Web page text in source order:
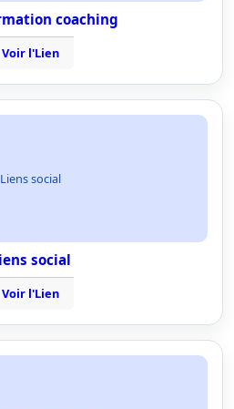
coaching
Voir l'Lien
Liens social
social
Voir l'Lien